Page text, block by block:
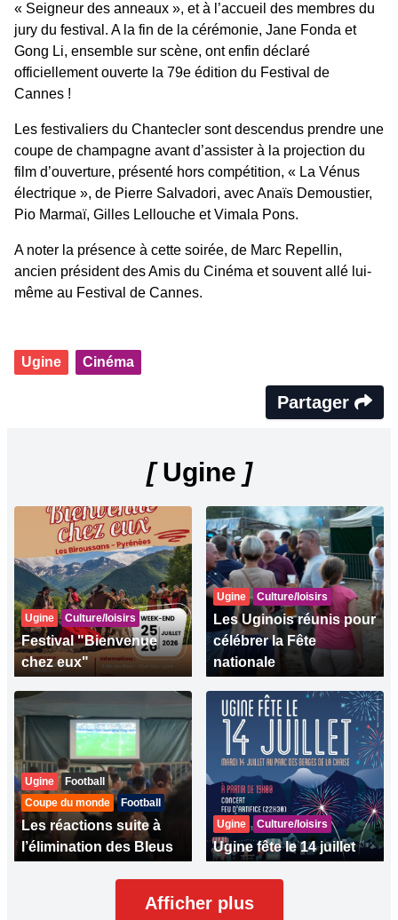
« Seigneur des anneaux », et à l’accueil des membres du
jury du festival. A la fin de la cérémonie, Jane Fonda et
Gong Li, ensemble sur scène, ont enfin déclaré
officiellement ouverte la 79e édition du Festival de
Cannes !
Les festivaliers du Chantecler sont descendus prendre une
coupe de champagne avant d’assister à la projection du
film d’ouverture, présenté hors compétition, « La Vénus
électrique », de Pierre Salvadori, avec Anaïs Demoustier,
Pio Marmaï, Gilles Lellouche et Vimala Pons.
A noter la présence à cette soirée, de Marc Repellin,
ancien président des Amis du Cinéma et souvent allé lui-
même au Festival de Cannes.
Ugine Cinéma
Partager
[Ugine ]
Ugine Culture/loisirs
Festival "Bienvenue
chez eux"
Ugine Culture/loisirs
Les Uginois réunis pour
célébrer la Fête
nationale
Ugine
Football
Coupe du monde
Football
Les réactions suite à
l’élimination des Bleus
Ugine Culture/loisirs
Ugine fête le 14 juillet
Afficher plus